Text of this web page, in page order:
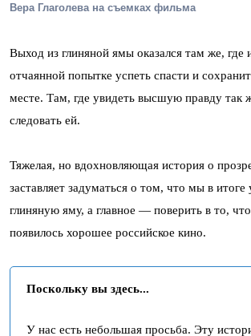
Вера Глаголева на съемках фильма
Выход из глиняной ямы оказался там же, где
отчаянной попытке успеть спасти и
месте. Там, где увидеть высшую правду так
следовать ей.
Тяжелая, но вдохновляющая история о
заставляет задуматься о том, что мы в
глиняную яму, а главное — поверить в то,
появилось хорошее российское кино.
Поскольку вы здесь...
У нас есть небольшая просьба. Эту